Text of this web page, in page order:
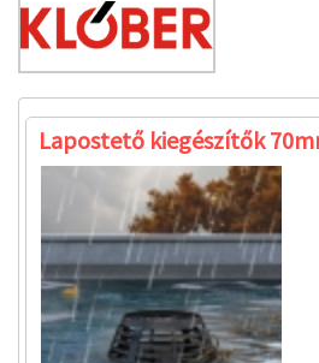
Lapostető kiegészítők